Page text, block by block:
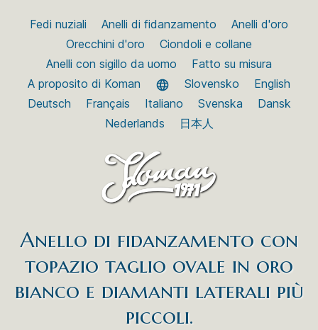
Fedi nuziali Anelli di fidanzamento
Anelli d'oro
Orecchini d'oro
Ciondoli e collane
Anelli con sigillo da uomo
Fatto su misura
A proposito di Koman
Slovensko
English
Deutsch
Français Italiano Svenska
Dansk
Nederlands
日本人
Anello di fidanzamento con
topazio taglio ovale in oro
bianco e diamanti laterali più
piccoli.